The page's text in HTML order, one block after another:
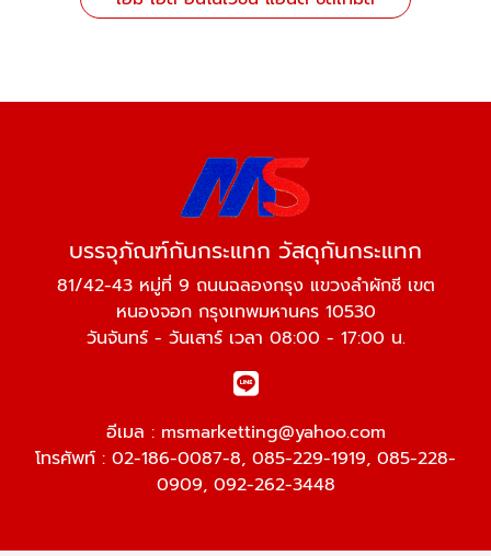
บรรจุภัณฑ์กันกระแทก วัสดุกันกระแทก
81/42-43 หมู่ที่ 9 ถนนฉลองกรุง แขวงลำผักชี เขต
หนองจอก กรุงเทพมหานคร 10530
วันจันทร์ - วันเสาร์ เวลา 08:00 - 17:00 น.
อีเมล : msmarketting@yahoo.com
โทรศัพท์ : 02-186-0087-8, 085-229-1919, 085-228-
0909, 092-262-3448